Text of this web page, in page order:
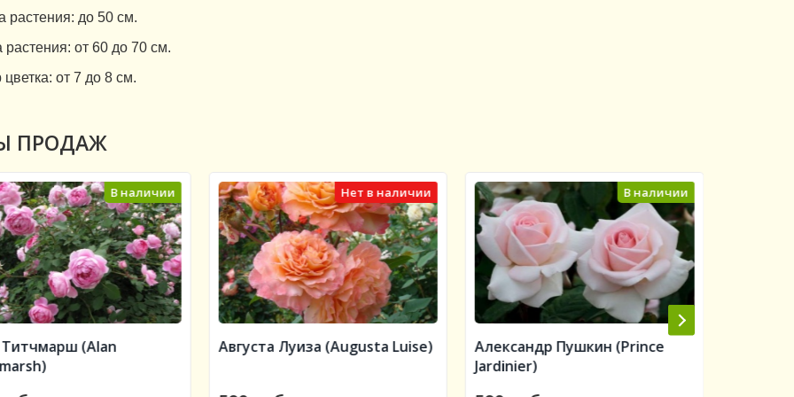
растения: до 50 см.
растения: от 60 до 70 см.
от 7 до 8 см.
ПРОДАЖ
В наличии
(Alan
Нет в наличии
Августа Луиза (Augusta Luise)
В наличии
Александр Пушкин (Prince
Jardinier)